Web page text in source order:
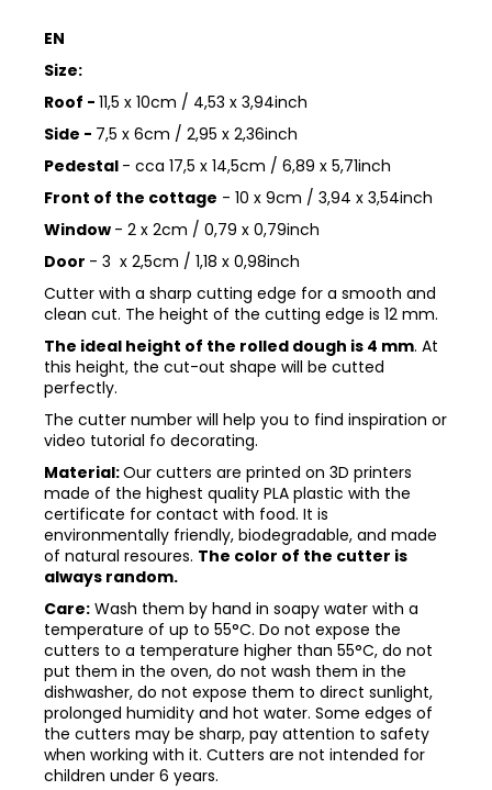
EN
Size:
Roof - 11,5 x 10cm / 4,53 x 3,94inch
Side - 7,5 x 6cm / 2,95 x 2,36inch
Pedestal - cca 17,5 x 14,5cm / 6,89 x 5,71inch
Front of the cottage - 10 x 9cm / 3,94 x 3,54inch
Window - 2 x 2cm / 0,79 x 0,79inch
Door - 3 x 2,5cm / 1,18 x 0,98inch
Cutter with a sharp cutting edge for a smooth and
clean cut. The height of the cutting edge is 12 mm.
The ideal height of the rolled dough is 4 mm. At
this height, the cut-out shape will be cutted
perfectly.
The cutter number will help you to find inspiration or
video tutorial fo decorating.
Material:Our cutters are printed on 3D printers
made of the highest quality PLA plastic with the
certificate for contact with food. It is
environmentally friendly, biodegradable, and made
of natural resoures. The color of the cutter is
always random.
Care: Wash them by hand in soapy water with a
temperature of up to 55°C. Do not expose the
cutters to a temperature higher than 55°C, do not
put them in the oven, do not wash them in the
dishwasher, do not expose them to direct sunlight,
prolonged humidity and hot water. Some edges of
the cutters may be sharp, pay attention to safety
when working with it. Cutters are not intended for
children under 6 years.